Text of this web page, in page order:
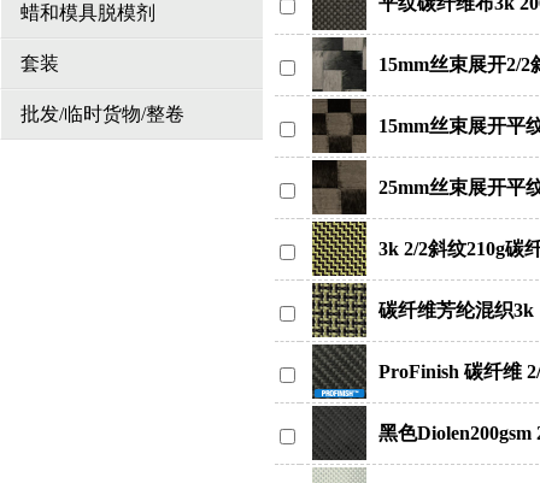
蜡和模具脱模剂
套装
批发/临时货物/整卷
15mm丝束展开2/
15mm丝束展开平
25mm丝束展开平
3k 2/2斜纹210g碳
碳纤维芳纶混织3k
ProFinish 碳纤维
黑色Diolen200gsm